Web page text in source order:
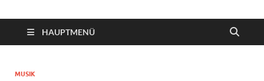
HAUPTMENÜ
MUSIK